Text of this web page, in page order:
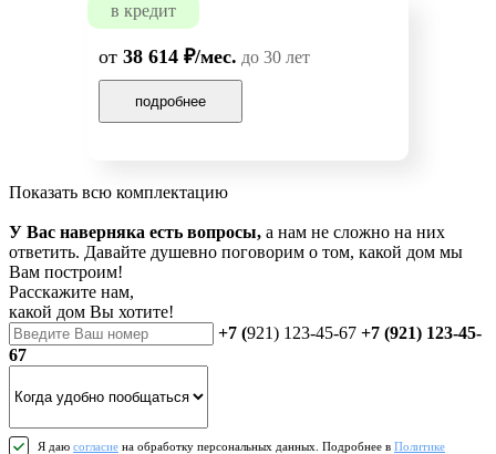
в кредит
от 38 614 ₽/мес. до 30 лет
подробнее
Показать всю комплектацию
У Вас наверняка есть вопросы, а нам не сложно на них
ответить. Давайте душевно поговорим о том, какой дом мы
Вам построим!
Расскажите нам,
какой дом Вы хотите!
+7 (921) 123-45-67 +7 (921) 123-45-
67
Я даю согласие на обработку персональных данных. Подробнее в Политике